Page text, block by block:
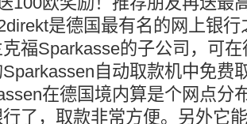
是德国最有名的网上银行
福Sparkasse的子公司，可在
自动取款机中免费
在德国境内算是个网点分
了，取款非常方便。另外它